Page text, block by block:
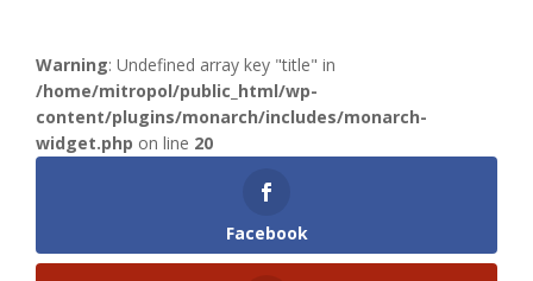
Warning: Undefined array key "title" in
/home/mitropol/public_html/wp-
content/plugins/monarch/includes/monarch-
widget.php on line 20
Facebook